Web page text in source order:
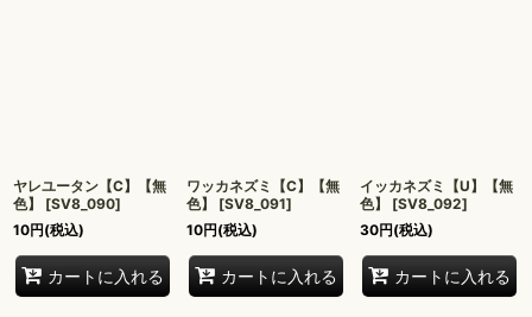
ヤレユータン【C】【無
色】
[SV8_090]
10円(税込)
カートに入れる
ワッカネズミ【C】【無
色】
[SV8_091]
10円(税込)
カートに入れる
イッカネズミ【U】【無
色】
[SV8_092]
30円(税込)
カートに入れる